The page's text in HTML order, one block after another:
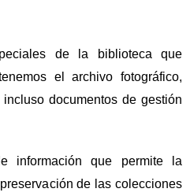
de la biblioteca que
el archivo fotográfico,
documentos de gestión
información que permite la
de las colecciones